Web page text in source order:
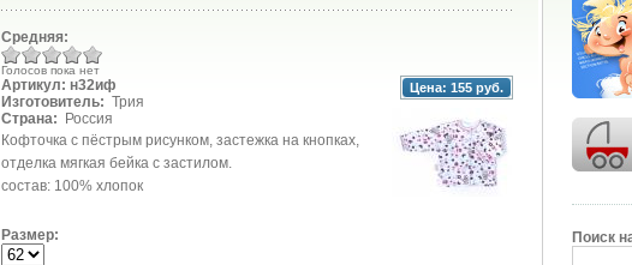
Средняя:
Голосов пока нет
Цена: 155 руб.
Артикул: н32иф
Изготовитель: Трия
Страна: Россия
Кофточка с пёстрым рисунком, застежка на кнопках,
отделка мягкая бейка с застилом.
состав: 100% хлопок
Размер: Поиск